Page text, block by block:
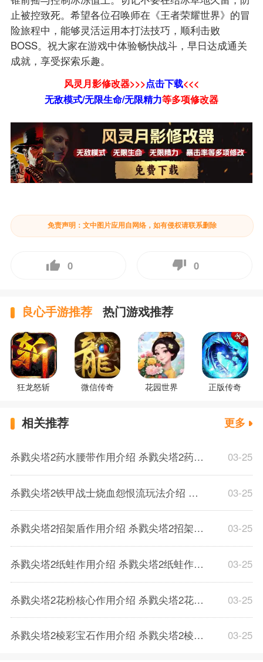
止被控致死。希望各位召唤师在《王者荣耀世界》的冒
险旅程中，能够灵活运用本打法技巧，顺利击败
BOSS。祝大家在游戏中体验畅快战斗，早日达成通关
成就，享受探索乐趣。
风灵月影修改器>>>点击下载<<<
无敌模式/无限生命/无限精力等多项修改器
免责声明：文中图片应用自网络，如有侵权请联系删除
0 0
良心手游推荐 热门游戏推荐
狂龙怒斩 微信传奇 花园世界 正版传奇
相关推荐 更多
杀戮尖塔2药水腰带作用介绍 杀戮尖塔2药水腰带作用解析一览 03-25
杀戮尖塔2铁甲战士烧血怨恨流玩法介绍 杀戮尖塔2铁甲战士烧血怨恨流攻略分享 03-25
杀戮尖塔2招架盾作用介绍 杀戮尖塔2招架盾作用解析一览 03-25
杀戮尖塔2纸蛙作用介绍 杀戮尖塔2纸蛙作用解析一览 03-25
杀戮尖塔2花粉核心作用介绍 杀戮尖塔2花粉核心作用解析一览 03-25
杀戮尖塔2棱彩宝石作用介绍 杀戮尖塔2棱彩宝石作用解析一览 03-25